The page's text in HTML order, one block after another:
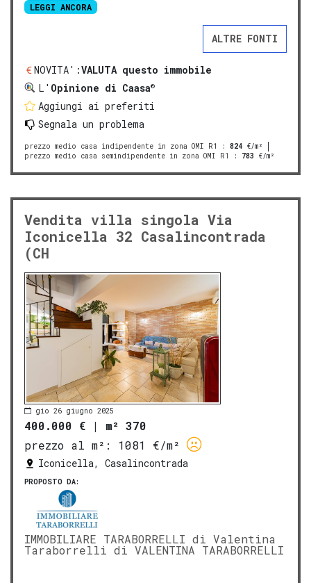
LEGGI ANCORA
ALTRE FONTI
NOVITA':VALUTA questo immobile
L' Opinione di Caasa®
Aggiungi ai preferiti
Segnala un problema
prezzo medio casa indipendente in zona OMI R1 : 824 €/m²
prezzo medio casa semindipendente in zona OMI R1
: 783 €/m²
Vendita villa singola Via
Iconicella 32 Casalincontrada
(CH
gio 26 giugno 2025
400.000 € | m² 370
prezzo al m²:
1081 €/m²
Iconicella, Casalincontrada
PROPOSTO DA:
IMMOBILIARE TARABORRELLI di Valentina
Taraborrelli di VALENTINA TARABORRELLI